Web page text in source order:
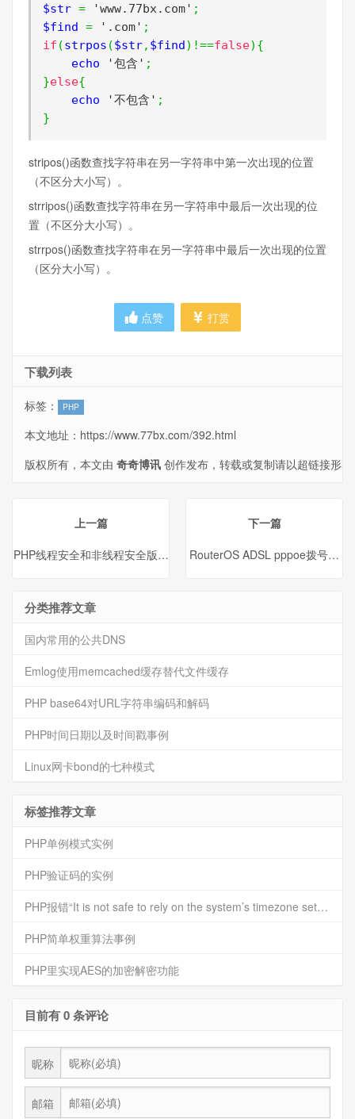
$str = 'www.77bx.com' ;
$find = '.com' ;
if (strpos ($str, $find )!==false){
    echo
'包含' ;
}else{
    echo
'不包含' ;
}
stripos()函数查找字符串在另一字符串中第一次出现的位置
（不区分大小写）。
strripos()函数查找字符串在另一字符串中最后一次出现的位
置（不区分大小写）。
strrpos()函数查找字符串在另一字符串中最后一次出现的位置
（区分大小写）。
点赞 打赏
下载列表
标签： PHP
本文地址： https://www.77bx.com/392.html
版权所有，本文由 奇奇博讯 创作发布，转载或复制请以超链接形
上一篇
PHP线程安全和非线程安全版本的区别
下一篇
RouterOS ADSL pppoe拨号脚本
分类推荐文章
国内常用的公共DNS
Emlog使用memcached缓存替代文件缓存
PHP base64对URL字符串编码和解码
PHP时间日期以及时间戳事例
Linux网卡bond的七种模式
标签推荐文章
PHP单例模式实例
PHP验证码的实例
PHP报错“It is not safe to rely on the system’s timezone settings”的解决方法
PHP简单权重算法事例
PHP里实现AES的加密解密功能
目前有 0 条评论
昵称
邮箱